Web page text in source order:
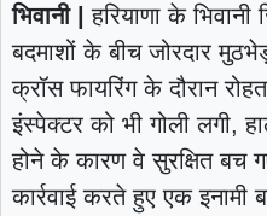
भिवानी |
हरियाणा के
बदमाशों के बीच जोरदार
क्रॉस फायरिंग के दौरान
इंस्पेक्टर को भी गोली लगी,
होने के कारण वे सुरक्षित बच
कार्रवाई करते हुए एक इनामी